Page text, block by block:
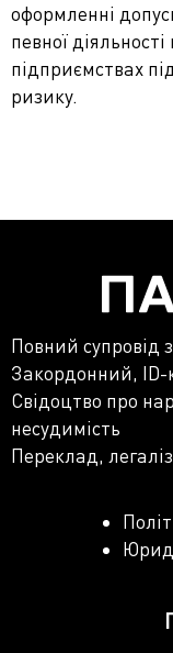
оформленні
певної
підприємствах
ризику.
Повний супровід
Закордонний, ID-
Свідоцтво про
несудимість
Переклад,